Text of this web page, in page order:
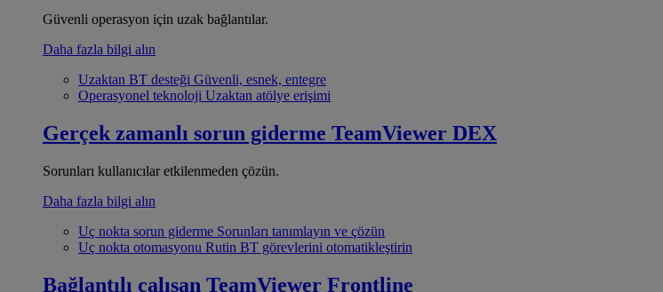
Güvenli operasyon için uzak bağlantılar.
Daha fazla bilgi alın
Uzaktan BT desteği Güvenli, esnek, entegre
Operasyonel teknoloji Uzaktan atölye erişimi
Gerçek zamanlı sorun giderme TeamViewer DEX
Sorunları kullanıcılar etkilenmeden çözün.
Daha fazla bilgi alın
Uç nokta sorun giderme Sorunları tanımlayın ve çözün
Uç nokta otomasyonu Rutin BT görevlerini otomatikleştirin
Bağlantılı çalışan TeamViewer Frontline